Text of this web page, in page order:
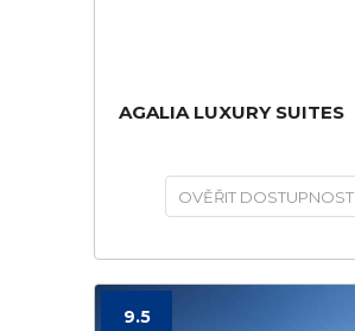
AGALIA LUXURY SUITES
OVĚŘIT DOSTUPNOST
9.5